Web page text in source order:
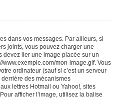
dans vos messages. Par ailleurs, si
joints, vous pouvez charger une
devez lier une image placée sur un
mon-image.gif. Vous
ordinateur (sauf si c’est un serveur
des mécanismes
lettres Hotmail ou Yahoo!, sites
afficher l’image, utilisez la balise